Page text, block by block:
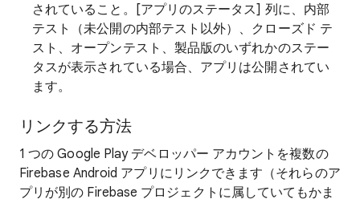
されていること。[アプリのステータス] 列に、内部
テスト（未公開の内部テスト以外）、クローズド テ
スト、オープンテスト、製品版のいずれかのステー
タスが表示されている場合、アプリは公開されてい
ます。
リンクする方法
1 つの Google Play デベロッパー アカウントを複数の
Firebase Android アプリにリンクできます（それらのア
プリが別の Firebase プロジェクトに属していてもかま